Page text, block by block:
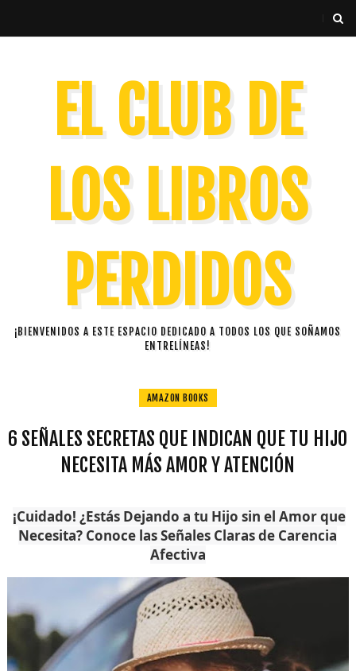
EL CLUB DE
LOS LIBROS
PERDIDOS
¡BIENVENIDOS A ESTE ESPACIO DEDICADO A TODOS LOS QUE SOÑAMOS
ENTRELÍNEAS!
AMAZON BOOKS
6 SEÑALES SECRETAS QUE INDICAN QUE TU HIJO
NECESITA MÁS AMOR Y ATENCIÓN
¡Cuidado! ¿Estás Dejando a tu Hijo sin el Amor que
Necesita? Conoce las Señales Claras de Carencia
Afectiva